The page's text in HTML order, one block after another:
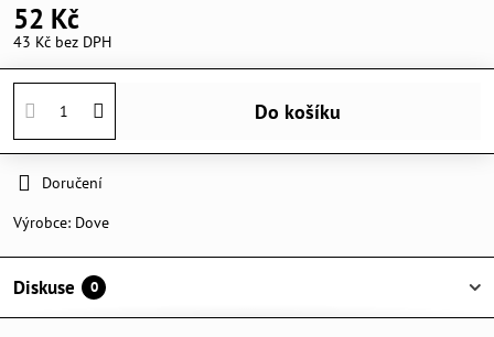
52 Kč
43 Kč bez DPH
Do košíku
Doručení
Výrobce: Dove
Diskuse 0